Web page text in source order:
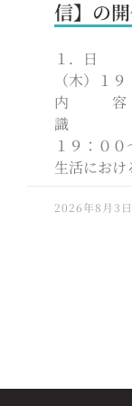
信】の
１．日
（木）１
内 容 （
１９：０
生活に
2026年8月3日